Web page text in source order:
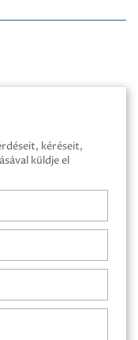
kéréseit,
küldje el